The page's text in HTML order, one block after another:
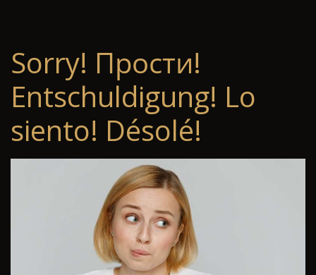
Sorry! Прости!
Entschuldigung! Lo
siento! Désolé!